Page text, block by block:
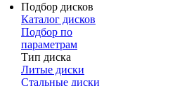
Подбор дисков
Каталог дисков
Подбор по
параметрам
Тип диска
Литые диски
Стальные диски